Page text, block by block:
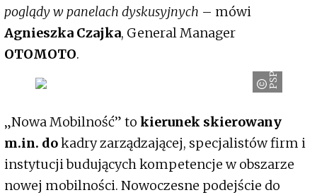
poglądy w panelach dyskusyjnych – mówi
Agnieszka Czajka, General Manager
OTOMOTO.
PSPA
„Nowa Mobilność” to kierunek skierowany
m.in. dokadry zarządzającej, specjalistów firm i
instytucji budujących kompetencje w obszarze
nowej mobilności. Nowoczesne podejście do